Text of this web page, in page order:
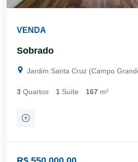
VENDA
Sobrado
Jardim Santa Cruz (Campo
3 Quartos 1 Suíte 167 m²